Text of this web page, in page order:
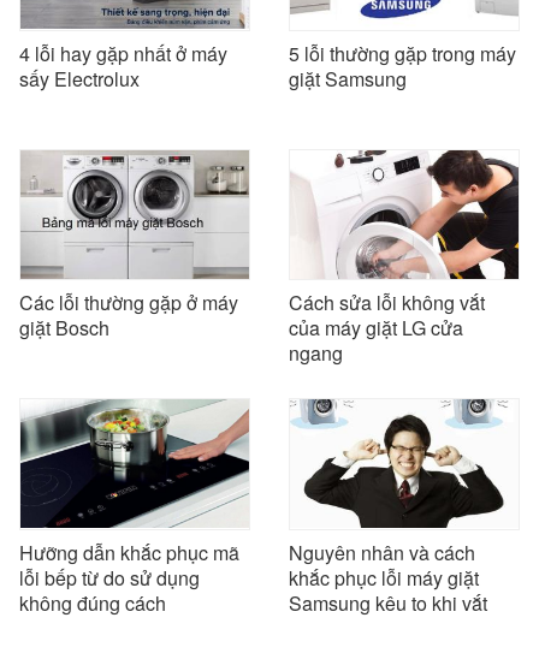
4 lỗi hay gặp nhất ở máy
sấy Electrolux
5 lỗi thường gặp trong máy
giặt Samsung
Các lỗi thường gặp ở máy
giặt Bosch
Cách sửa lỗi không vắt
của máy giặt LG cửa
ngang
Hưỡng dẫn khắc phục mã
lỗi bếp từ do sử dụng
không đúng cách
Nguyên nhân và cách
khắc phục lỗi máy giặt
Samsung kêu to khi vắt